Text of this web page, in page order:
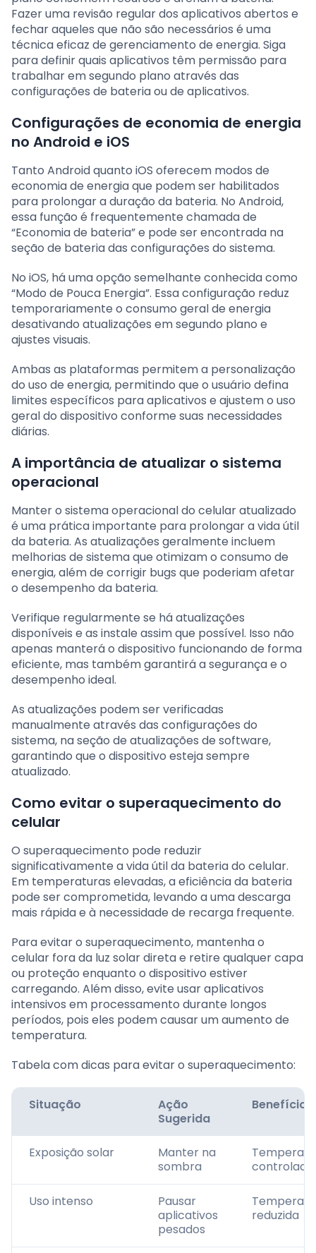
Fazer uma revisão regular dos aplicativos abertos e
fechar aqueles que não são necessários é uma
técnica eficaz de gerenciamento de energia. Siga
para definir quais aplicativos têm permissão para
trabalhar em segundo plano através das
configurações de bateria ou de aplicativos.
Configurações de economia de energia
no Android e iOS
Tanto Android quanto iOS oferecem modos de
economia de energia que podem ser habilitados
para prolongar a duração da bateria. No Android,
essa função é frequentemente chamada de
“Economia de bateria” e pode ser encontrada na
seção de bateria das configurações do sistema.
No iOS, há uma opção semelhante conhecida como
“Modo de Pouca Energia”. Essa configuração reduz
temporariamente o consumo geral de energia
desativando atualizações em segundo plano e
ajustes visuais.
Ambas as plataformas permitem a personalização
do uso de energia, permitindo que o usuário defina
limites específicos para aplicativos e ajustem o uso
geral do dispositivo conforme suas necessidades
diárias.
A importância de atualizar o sistema
operacional
Manter o sistema operacional do celular atualizado
é uma prática importante para prolongar a vida útil
da bateria. As atualizações geralmente incluem
melhorias de sistema que otimizam o consumo de
energia, além de corrigir bugs que poderiam afetar
o desempenho da bateria.
Verifique regularmente se há atualizações
disponíveis e as instale assim que possível. Isso não
apenas manterá o dispositivo funcionando de forma
eficiente, mas também garantirá a segurança e o
desempenho ideal.
As atualizações podem ser verificadas
manualmente através das configurações do
sistema, na seção de atualizações de software,
garantindo que o dispositivo esteja sempre
atualizado.
Como evitar o superaquecimento do
celular
O superaquecimento pode reduzir
significativamente a vida útil da bateria do celular.
Em temperaturas elevadas, a eficiência da bateria
pode ser comprometida, levando a uma descarga
mais rápida e à necessidade de recarga frequente.
Para evitar o superaquecimento, mantenha o
celular fora da luz solar direta e retire qualquer capa
ou proteção enquanto o dispositivo estiver
carregando. Além disso, evite usar aplicativos
intensivos em processamento durante longos
períodos, pois eles podem causar um aumento de
temperatura.
Tabela com dicas para evitar o superaquecimento:
Situação
Ação
Sugerida
Benefício
Exposição solar
Manter na
sombra
controlada
Uso intenso
Pausar
aplicativos
pesados
reduzida